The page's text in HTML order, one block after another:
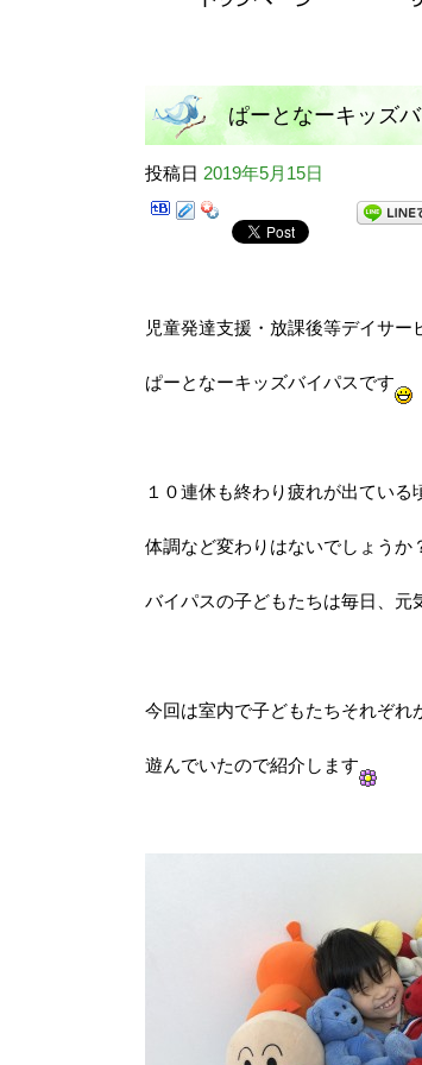
ぱーとなーキッズ
投稿日 2019年5月15日
児童発達支援・放課後等デイサー
ぱーとなーキッズバイパスです
１０連休も終わり疲れが出ている
体調など変わりはないでしょうか
バイパスの子どもたちは毎日、元
今回は室内で子どもたちそれぞれ
遊んでいたので紹介します